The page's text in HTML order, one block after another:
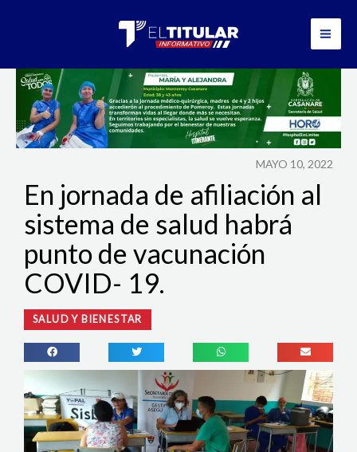
MAYO 10, 2022
En jornada de afiliación al
sistema de salud habrá
punto de vacunación
COVID- 19.
SALUD Y BIENESTAR